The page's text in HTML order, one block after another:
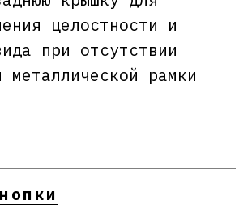
целостности и
при отсутствии
металлической рамки